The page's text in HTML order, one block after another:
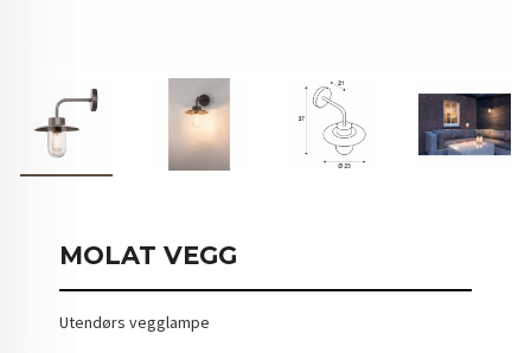
MOLAT VEGG
Utendørs vegglampe